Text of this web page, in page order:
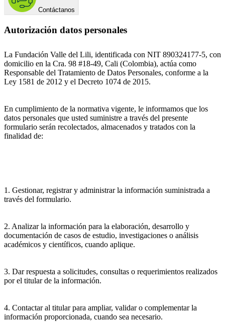
Contáctanos
Autorización datos personales
La Fundación Valle del Lili, identificada con NIT 890324177-5, con
domicilio en la Cra. 98 #18-49, Cali (Colombia), actúa como
Responsable del Tratamiento de Datos Personales, conforme a la
Ley 1581 de 2012 y el Decreto 1074 de 2015.
En cumplimiento de la normativa vigente, le informamos que los
datos personales que usted suministre a través del presente
formulario serán recolectados, almacenados y tratados con la
finalidad de:
1. Gestionar, registrar y administrar la información suministrada a
través del formulario.
2. Analizar la información para la elaboración, desarrollo y
documentación de casos de estudio, investigaciones o análisis
académicos y científicos, cuando aplique.
3. Dar respuesta a solicitudes, consultas o requerimientos realizados
por el titular de la información.
4. Contactar al titular para ampliar, validar o complementar la
información proporcionada, cuando sea necesario.